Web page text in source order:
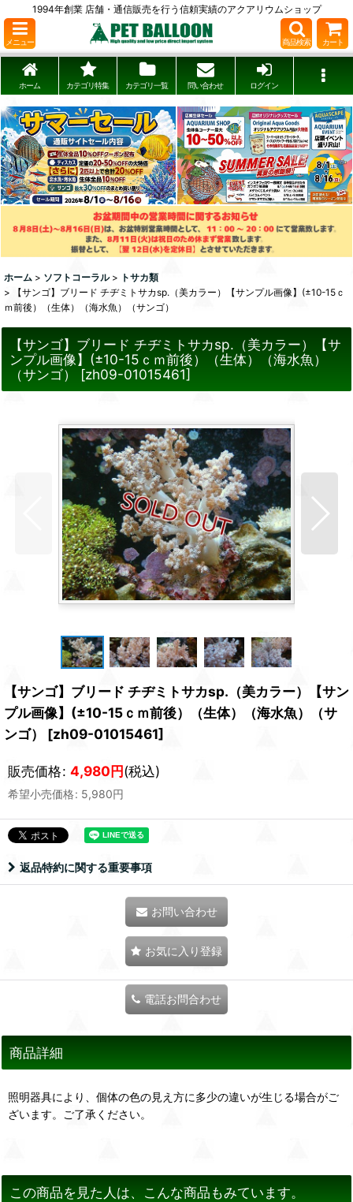
1994年創業 店舗・通信販売を行う信頼実績のアクアリウムショップ
メニュー 商品検索 カート
ホーム カテゴリ特集 カテゴリ一覧 問い合わせ ログイン
ホーム > ソフトコーラル > トサカ類
>
【サンゴ】ブリード チヂミトサカsp.（美カラー）【サンプル画像】(±10-15ｃ
ｍ前後）（生体）（海水魚）（サンゴ）
【サンゴ】ブリード チヂミトサカsp.（美カラー）【サ
ンプル画像】(±10-15ｃｍ前後）（生体）（海水魚）
（サンゴ）
[zh09-01015461]
【サンゴ】ブリード チヂミトサカsp.（美カラー）【サン
プル画像】(±10-15ｃｍ前後）（生体）（海水魚）（サ
ンゴ）
[zh09-01015461]
販売価格: 4,980円(税込)
希望小売価格: 5,980円
返品特約に関する重要事項
お問い合わせ
お気に入り登録
電話お問合わせ
商品詳細
照明器具により、個体の色の見え方に多少の違いが生じる場合がご
ざいます。ご了承ください。
この商品を見た人は、こんな商品もみています。